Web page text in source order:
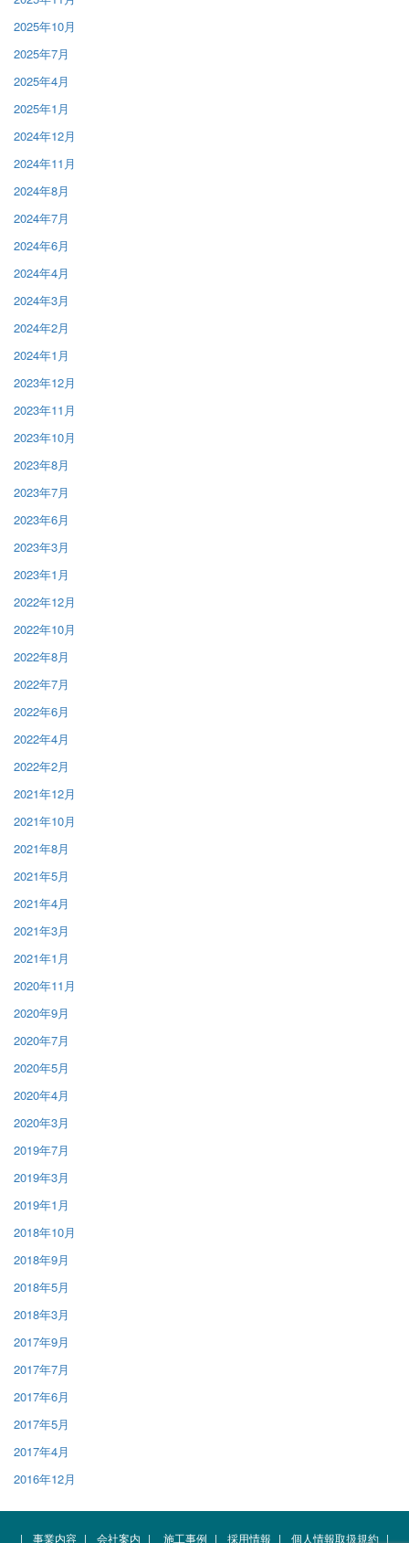
2025年10月
2025年7月
2025年4月
2025年1月
2024年12月
2024年11月
2024年8月
2024年7月
2024年6月
2024年4月
2024年3月
2024年2月
2024年1月
2023年12月
2023年11月
2023年10月
2023年8月
2023年7月
2023年6月
2023年3月
2023年1月
2022年12月
2022年10月
2022年8月
2022年7月
2022年6月
2022年4月
2022年2月
2021年12月
2021年10月
2021年8月
2021年5月
2021年4月
2021年3月
2021年1月
2020年11月
2020年9月
2020年7月
2020年5月
2020年4月
2020年3月
2019年7月
2019年3月
2019年1月
2018年10月
2018年9月
2018年5月
2018年3月
2017年9月
2017年7月
2017年6月
2017年5月
2017年4月
2016年12月
| 事業内容 | 会社案内 | 施工事例 | 採用情報 | 個人情報取扱規約 |